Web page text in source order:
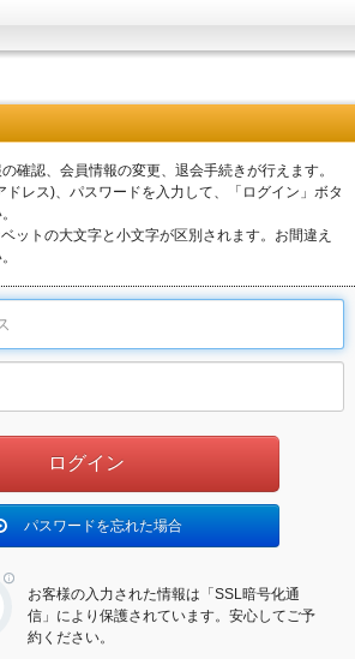
確認、会員情報の変更、退会手続きが行えます。
ドレス)、パスワードを入力して、「ログイン」ボタ
ットの大文字と小文字が区別されます。お間違え
パスワードを忘れた場合
お客様の入力された情報は「SSL暗号化通
信」により保護されています。安心してご予
約ください。